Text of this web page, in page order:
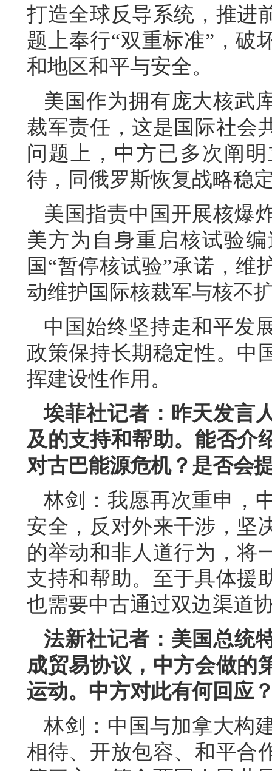
打造全球反导系统，推进
题上奉行“双重标准”，破
和地区和平与安全。
美国作为拥有庞大核武
裁军责任，这是国际社会
问题上，中方已多次阐
待，同俄罗斯恢复战略稳
美国指责中国开展核爆
美方为自身重启核试验
国“暂停核试验”承诺，维
动维护国际核裁军与核不
中国始终坚持走和平发
政策保持长期稳定性。中
挥建设性作用。
埃菲社记者：昨天发言
及的支持和帮助。能否介
对古巴能源危机？是否会
林剑：我愿再次重申，
安全，反对外来干涉，坚
的举动和非人道行为，将
支持和帮助。至于具体援
也需要中古通过双边渠道
法新社记者：美国总统
成贸易协议，中方会做的
运动。中方对此有何回应
林剑：中国与加拿大构
相待、开放包容、和平合